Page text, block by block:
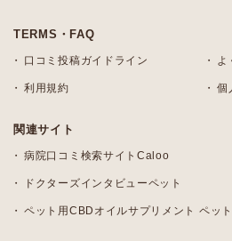
TERMS・FAQ
口コミ投稿ガイドライン よ
利用規約 個
関連サイト
病院口コミ検索サイトCaloo
ドクターズインタビューペット
ペット用CBDオイルサプリメント ペッ